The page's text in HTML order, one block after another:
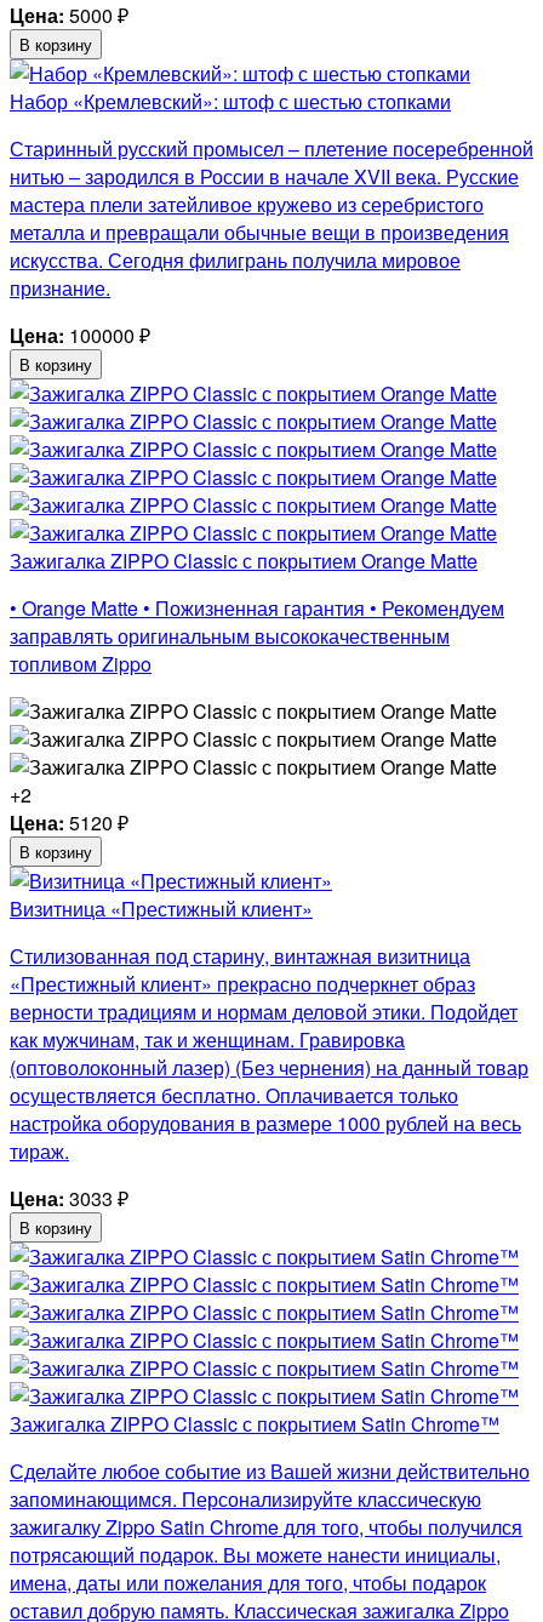
Цена: 5000 ₽
В корзину
Набор «Кремлевский»: штоф с шестью стопками
Старинный русский промысел – плетение посеребренной
нитью – зародился в России в начале XVII века. Русские
мастера плели затейливое кружево из серебристого
металла и превращали обычные вещи в произведения
искусства. Сегодня филигрань получила мировое
признание.
Цена: 100000 ₽
В корзину
Зажигалка ZIPPO Classic с покрытием Orange Matte
• Orange Matte • Пожизненная гарантия • Рекомендуем
заправлять оригинальным высококачественным
топливом Zippo
+2
Цена: 5120 ₽
В корзину
Визитница «Престижный клиент»
Стилизованная под старину, винтажная визитница
«Престижный клиент» прекрасно подчеркнет образ
верности традициям и нормам деловой этики. Подойдет
как мужчинам, так и женщинам. Гравировка
(оптоволоконный лазер) (Без чернения) на данный товар
осуществляется бесплатно. Оплачивается только
настройка оборудования в размере 1000 рублей на весь
тираж.
Цена: 3033 ₽
В корзину
Зажигалка ZIPPO Classic с покрытием Satin Chrome™
Сделайте любое событие из Вашей жизни действительно
запоминающимся. Персонализируйте классическую
зажигалку Zippo Satin Chrome для того, чтобы получился
потрясающий подарок. Вы можете нанести инициалы,
имена, даты или пожелания для того, чтобы подарок
оставил добрую память. Классическая зажигалка Zippo